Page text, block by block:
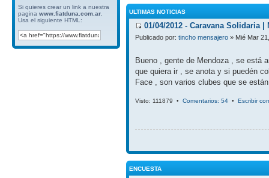
Si quieres crear un link a nuestra
pagina www.fiatduna.com.ar
Usa el siguiente HTML:
ULTIMAS NOTICIAS
01/04/2012 - Caravana Solidaria |
Publicado por: tincho mensajero » Mié Mar
Bueno , gente de Mendoza , se está
que quiera ir , se anota y si puedén
Face , son varios clubes que se
Visto: 111879 • Comentarios: 54 • Escribir
ENCUESTA